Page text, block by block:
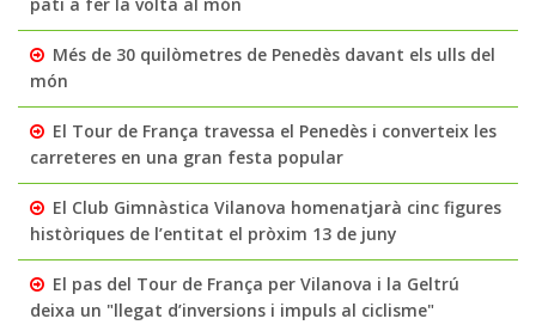
Més de 30 quilòmetres de Penedès davant els ulls del
món
El Tour de França travessa el Penedès i converteix les
carreteres en una gran festa popular
El Club Gimnàstica Vilanova homenatjarà cinc figures
històriques de l’entitat el pròxim 13 de juny
El pas del Tour de França per Vilanova i la Geltrú
deixa un "llegat d’inversions i impuls al ciclisme"